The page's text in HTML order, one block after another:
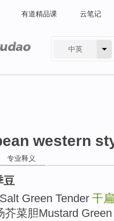
有道精品课 云笔记
中英
western
专业释义
豆
Green Tender 干
芥菜胆Mustard